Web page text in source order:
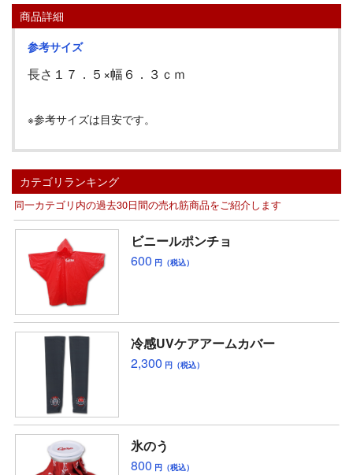
商品詳細
参考サイズ
長さ１７．５×幅６．３ｃｍ
※参考サイズは目安です。
カテゴリランキング
同一カテゴリ内の過去30日間の売れ筋商品をご紹介します
ビニールポンチョ
600 円（税込）
冷感UVケアアームカバー
2,300 円（税込）
氷のう
800 円（税込）